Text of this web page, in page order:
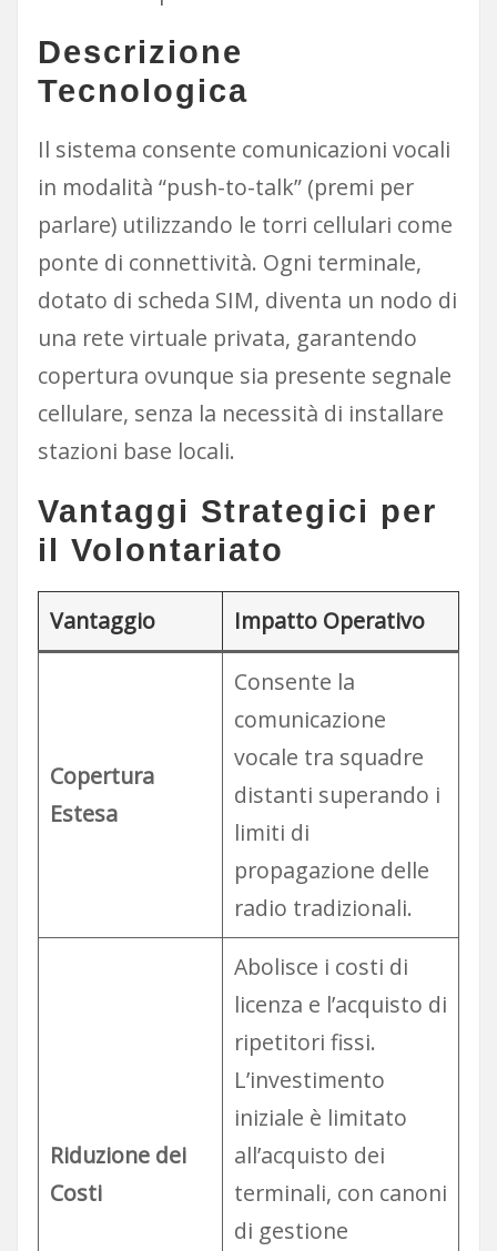
Descrizione
Tecnologica
Il sistema consente comunicazioni vocali
in modalità “push-to-talk” (premi per
parlare) utilizzando le torri cellulari come
ponte di connettività. Ogni terminale,
dotato di scheda SIM, diventa un nodo di
una rete virtuale privata, garantendo
copertura ovunque sia presente segnale
cellulare, senza la necessità di installare
stazioni base locali.
Vantaggi Strategici per
il Volontariato
Vantaggio Impatto Operativo
Copertura
Estesa
Consente la
comunicazione
vocale tra squadre
distanti superando i
limiti di
propagazione delle
radio tradizionali.
Riduzione dei
Costi
Abolisce i costi di
licenza e l’acquisto di
ripetitori fissi.
L’investimento
iniziale è limitato
all’acquisto dei
terminali, con canoni
di gestione